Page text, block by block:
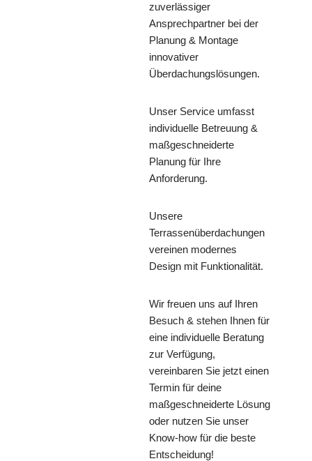
zuverlässiger
Ansprechpartner bei der
Planung & Montage
innovativer
Überdachungslösungen.
Unser Service umfasst
individuelle Betreuung &
maßgeschneiderte
Planung für Ihre
Anforderung.
Unsere
Terrassenüberdachungen
vereinen modernes
Design mit Funktionalität.
Wir freuen uns auf Ihren
Besuch & stehen Ihnen für
eine individuelle Beratung
zur Verfügung,
vereinbaren Sie jetzt einen
Termin für deine
maßgeschneiderte Lösung
oder nutzen Sie unser
Know-how für die beste
Entscheidung!